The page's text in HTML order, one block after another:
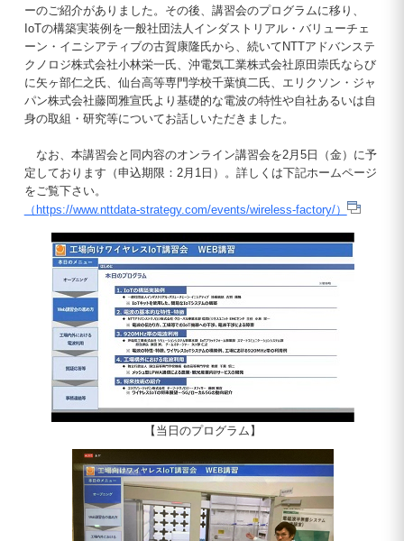
ーのご紹介がありました。その後、講習会のプログラムに移り、
IoTの構築実装例を一般社団法人インダストリアル・バリューチェ
ーン・イニシアティブの古賀康隆氏から、続いてNTTアドバンステ
クノロジ株式会社小林栄一氏、沖電気工業株式会社原田崇氏ならび
に矢ヶ部仁之氏、仙台高等専門学校千葉慎二氏、エリクソン・ジャ
パン株式会社藤岡雅宣氏より基礎的な電波の特性や自社あるいは自
身の取組・研究等についてお話しいただきました。
なお、本講習会と同内容のオンライン講習会を2月5日（金）に予
定しております（申込期限：2月1日）。詳しくは下記ホームページ
をご覧下さい。
（https://www.nttdata-strategy.com/events/wireless-factory/）
【当日のプログラム】